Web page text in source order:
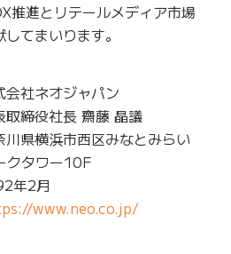
推進とリテールメディア市場
てまいります。
ネオジャパン
役社長 齋藤 晶議
浜市西区みなとみらい
クタワー10F
2月
www.neo.co.jp/